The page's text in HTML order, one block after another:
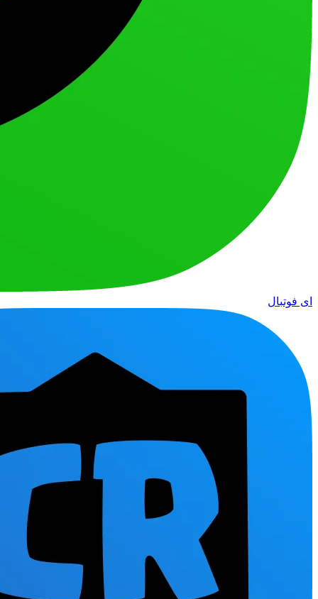
ای فوتبال